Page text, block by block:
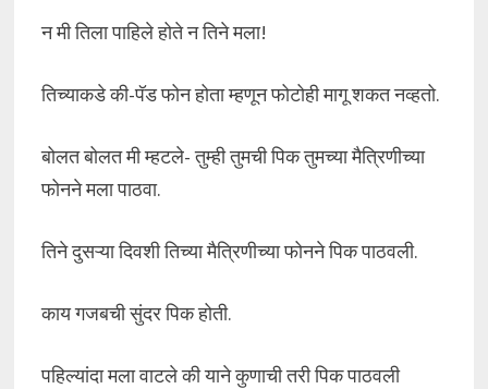
न मी तिला पाहिले होते न तिने मला!
तिच्याकडे की-पॅड फोन होता म्हणून फोटोही मागू शकत नव्हतो.
बोलत बोलत मी म्हटले- तुम्ही तुमची पिक तुमच्या मैत्रिणीच्या
फोनने मला पाठवा.
तिने दुसऱ्या दिवशी तिच्या मैत्रिणीच्या फोनने पिक पाठवली.
काय गजबची सुंदर पिक होती.
पहिल्यांदा मला वाटले की याने कुणाची तरी पिक पाठवली